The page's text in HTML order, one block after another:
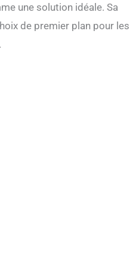
une solution idéale. Sa
de premier plan pour les